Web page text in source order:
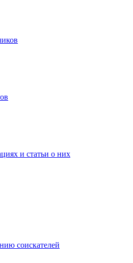
и статьи о них
соискателей